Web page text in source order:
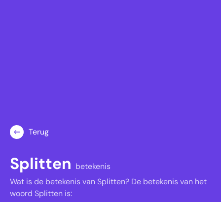
Terug
Splitten betekenis
Wat is de betekenis van Splitten? De betekenis van het
woord Splitten is: